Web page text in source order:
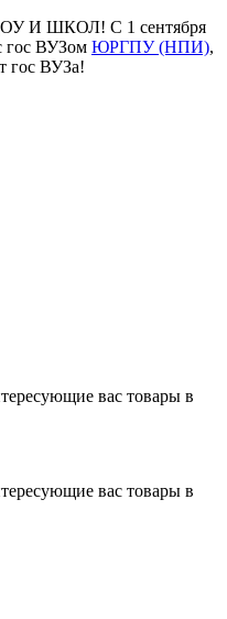
И ШКОЛ! С 1 сентября
гос ВУЗом ЮРГПУ (НПИ),
гос ВУЗа!
вас товары в
вас товары в